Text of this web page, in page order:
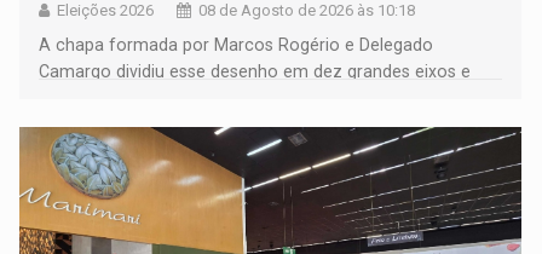
Eleições 2026 08 de Agosto de 2026 às 10:18
A chapa formada por Marcos Rogério e Delegado
Camargo dividiu esse desenho em dez grandes eixos e